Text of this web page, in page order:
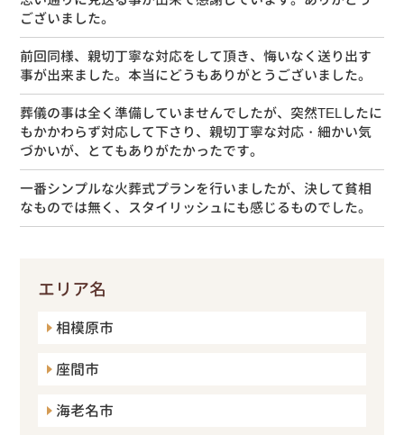
ございました。
前回同様、親切丁寧な対応をして頂き、悔いなく送り出す
事が出来ました。本当にどうもありがとうございました。
葬儀の事は全く準備していませんでしたが、突然TELしたに
もかかわらず対応して下さり、親切丁寧な対応・細かい気
づかいが、とてもありがたかったです。
一番シンプルな火葬式プランを行いましたが、決して貧相
なものでは無く、スタイリッシュにも感じるものでした。
エリア名
相模原市
座間市
海老名市